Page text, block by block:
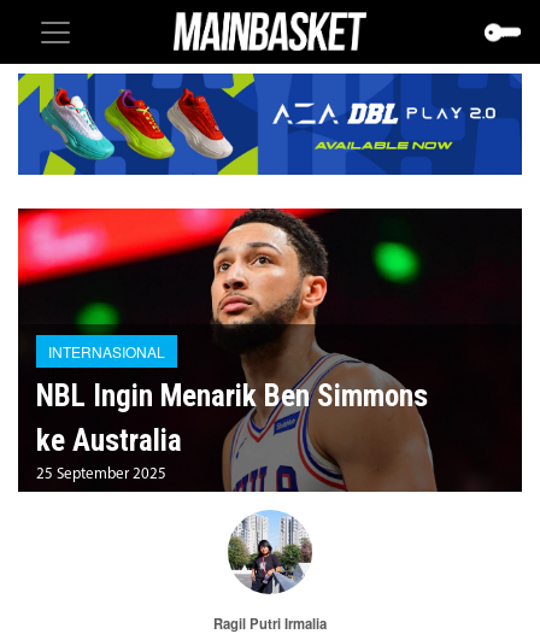
INTERNASIONAL
NBL Ingin Menarik Ben Simmons
ke Australia
25 September 2025
Ragil Putri Irmalia